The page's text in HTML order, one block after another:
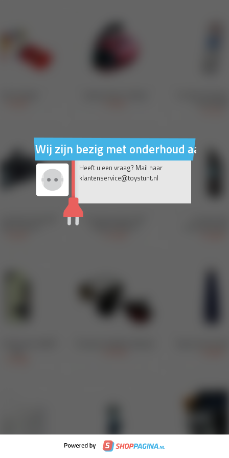
Wij zijn bezig met onderhoud aan
Heeft u een vraag? Mail naar
klantenservice@toystunt.nl